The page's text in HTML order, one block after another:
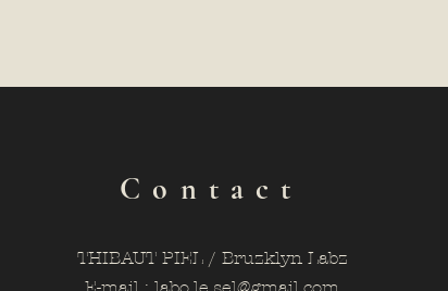
Contact
THIBAUT PIEL / Bruzklyn Labz